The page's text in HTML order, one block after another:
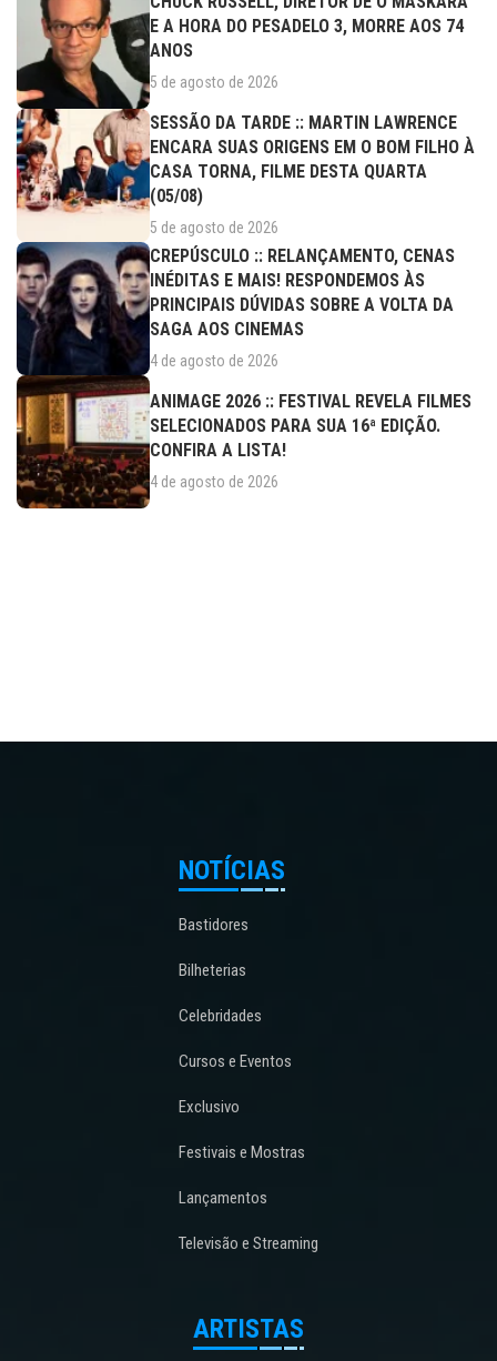
E A HORA DO PESADELO 3, MORRE AOS 74
ANOS
5 de agosto de 2026
SESSÃO DA TARDE :: MARTIN LAWRENCE
ENCARA SUAS ORIGENS EM O BOM FILHO À
CASA TORNA, FILME DESTA QUARTA
(05/08)
5 de agosto de 2026
CREPÚSCULO :: RELANÇAMENTO, CENAS
INÉDITAS E MAIS! RESPONDEMOS ÀS
PRINCIPAIS DÚVIDAS SOBRE A VOLTA DA
SAGA AOS CINEMAS
4 de agosto de 2026
ANIMAGE 2026 :: FESTIVAL REVELA FILMES
SELECIONADOS PARA SUA 16ª EDIÇÃO.
CONFIRA A LISTA!
4 de agosto de 2026
NOTÍCIAS
Bastidores
Bilheterias
Celebridades
Cursos e Eventos
Exclusivo
Festivais e Mostras
Lançamentos
Televisão e Streaming
ARTISTAS